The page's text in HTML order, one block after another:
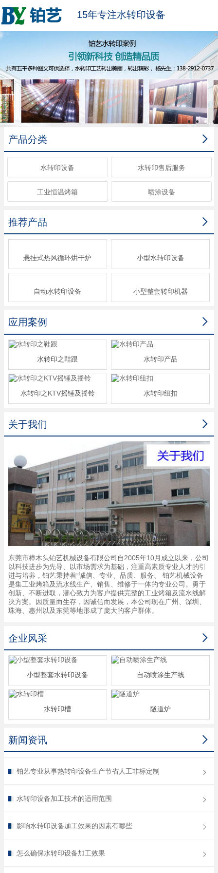
15年专注水转印设备

产品分类
水转印设备 水转印售后服务
工业恒温烤箱 喷涂设备

推荐产品
悬挂式热风循环烘干炉 小型水转印设备
自动水转印设备 小型整套转印机器

应用案例
水转印之鞋跟 水转印产品
水转印之KTV摇锤及摇铃 水转印纽扣

关于我们
东莞市樟木头铂艺机械设备有限公司自2005年10月成立以来，公司
以科技进步为先导、以市场需求为基础，注重高素质专业人才的引
进与培养，铂艺秉持着“诚信、专业、品质、服务、 铂艺机械设备
是集工业烤箱及流水线生产、销售、维修于一体的专业公司。勇于
创新、不断进取，潜心致力为客户提供完整的工业烤箱及流水线解
决方案。因质量而生存，因诚信而发展，本公司现在广州、深圳、
珠海、惠州以及东莞等地形成了庞大的客户群体。

企业风采
小型整套水转印设备 自动喷涂生产线
水转印槽 隧道炉

新闻资讯
铂艺专业从事热转印设备生产节省人工非标定制
水转印设备加工技术的适用范围
影响水转印设备加工效果的因素有哪些
怎么确保水转印设备加工效果